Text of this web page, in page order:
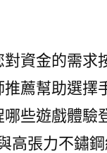
對資金的需求
推薦幫助選擇
哪些遊戲體驗
高張力不鏽